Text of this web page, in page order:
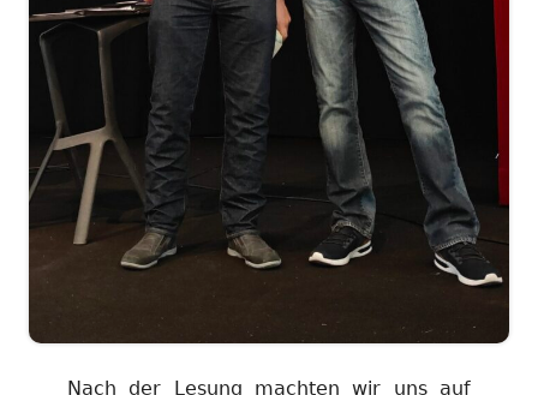
Nach der Lesung machten wir uns auf